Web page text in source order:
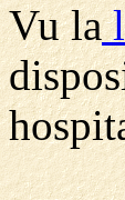
Vu la